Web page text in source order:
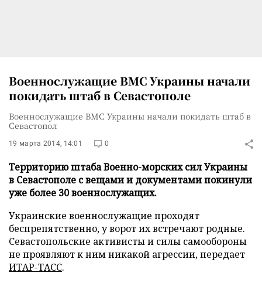
Военнослужащие ВМС Украины начали
покидать штаб в Севастополе
Военнослужащие ВМС Украины начали покидать штаб в
Севастопол
19 марта 2014, 14:01 0
Территорию штаба Военно-морских сил Украины
в Севастополе с вещами и документами покинули
уже более 30 военнослужащих.
Украинские военнослужащие проходят
беспрепятственно, у ворот их встречают родные.
Севастопольские активисты и силы самообороны
не проявляют к ним никакой агрессии, передает
ИТАР-ТАСС.